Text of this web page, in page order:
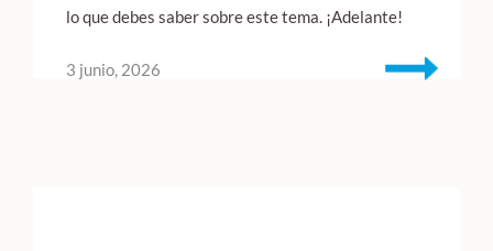
lo que debes saber sobre este tema. ¡Adelante!
3 junio, 2026